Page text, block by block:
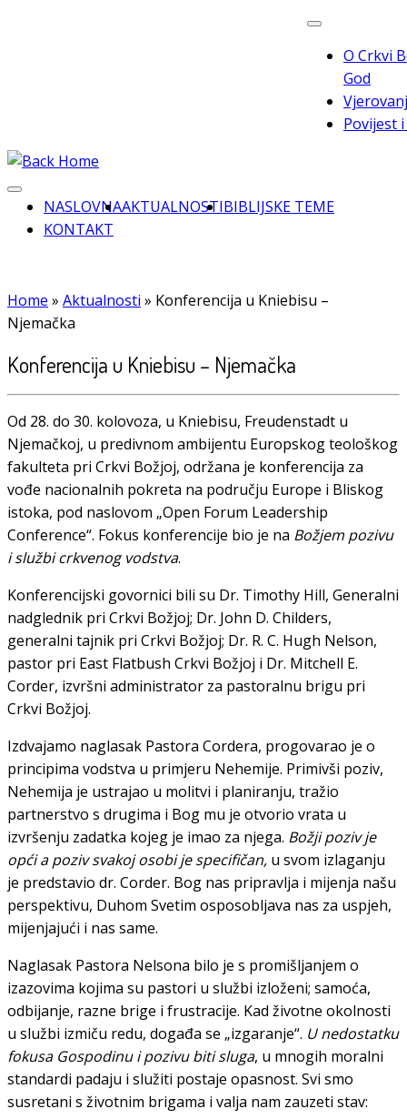
O Crkvi
God
Povijest
NASLOVNAAKTUALNOSTIBIBLIJSKE TEME
KONTAKT
Home » Aktualnosti » Konferencija u Kniebisu –
Njemačka
Konferencija u Kniebisu – Njemačka
Od 28. do 30. kolovoza, u Kniebisu, Freudenstadt u
Njemačkoj, u predivnom ambijentu Europskog teološkog
fakulteta pri Crkvi Božjoj, održana je konferencija za
vođe nacionalnih pokreta na području Europe i Bliskog
istoka, pod naslovom „Open Forum Leadership
Conference“. Fokus konferencije bio je na Božjem pozivu
i službi crkvenog vodstva.
Konferencijski govornici bili su Dr. Timothy Hill, Generalni
nadglednik pri Crkvi Božjoj; Dr. John D. Childers,
generalni tajnik pri Crkvi Božjoj; Dr. R. C. Hugh Nelson,
pastor pri East Flatbush Crkvi Božjoj i Dr. Mitchell E.
Corder, izvršni administrator za pastoralnu brigu pri
Crkvi Božjoj.
Izdvajamo naglasak Pastora Cordera, progovarao je o
principima vodstva u primjeru Nehemije. Primivši poziv,
Nehemija je ustrajao u molitvi i planiranju, tražio
partnerstvo s drugima i Bog mu je otvorio vrata u
izvršenju zadatka kojeg je imao za njega. Božji poziv je
opći a poziv svakoj osobi je specifičan, u svom izlaganju
je predstavio dr. Corder. Bog nas pripravlja i mijenja našu
perspektivu, Duhom Svetim osposobljava nas za uspjeh,
mijenjajući i nas same.
Naglasak Pastora Nelsona bilo je s promišljanjem o
izazovima kojima su pastori u službi izloženi; samoća,
odbijanje, razne brige i frustracije. Kad životne okolnosti
u službi izmiču redu, događa se „izgaranje“. U nedostatku
fokusa Gospodinu i pozivu biti sluga, u mnogih moralni
standardi padaju i služiti postaje opasnost. Svi smo
susretani s životnim brigama i valja nam zauzeti stav: